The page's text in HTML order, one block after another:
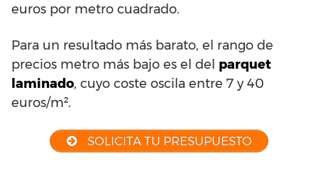
euros por metro cuadrado.
Para un resultado más barato, el rango de
precios metro más bajo es el del parquet
laminado, cuyo coste oscila entre 7 y 40
euros/m².
SOLICITA TU PRESUPUESTO